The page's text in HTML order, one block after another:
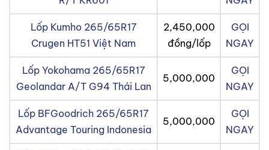
Lốp Kumho 265/65R17
Crugen HT51 Việt Nam
2,450,000
đồng/lốp
GỌI
NGAY
Lốp Yokohama 265/65R17
Geolandar A/T G94 Thái Lan
5,000,000
GỌI
NGAY
Lốp BFGoodrich 265/65R17
Advantage Touring Indonesia
5,000,000
GỌI
NGAY